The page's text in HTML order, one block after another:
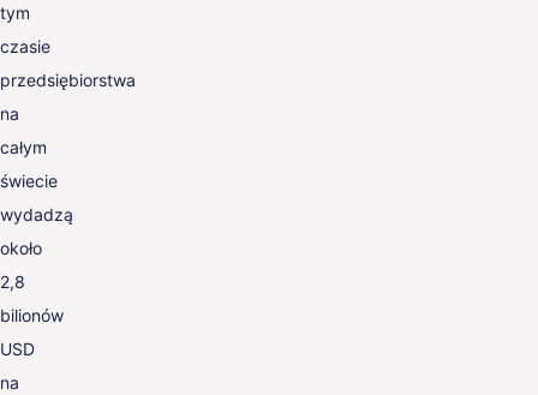
tym
czasie
przedsiębiorstwa
na
całym
świecie
wydadzą
około
2,8
bilionów
USD
na